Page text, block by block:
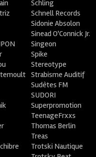
Schling
Schnell Records
Sidonie Absolon
Sinead O'Connick Jr.
Singeon
Spike
Stereotype
Strabisme Auditif
Sudètes FM
SUDORI
Superpromotion
TeenageFrxxs
Thomas Berlin
Treas
Trotski Nautique